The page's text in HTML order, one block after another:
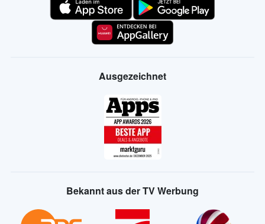
Ausgezeichnet
Bekannt aus der TV Werbung